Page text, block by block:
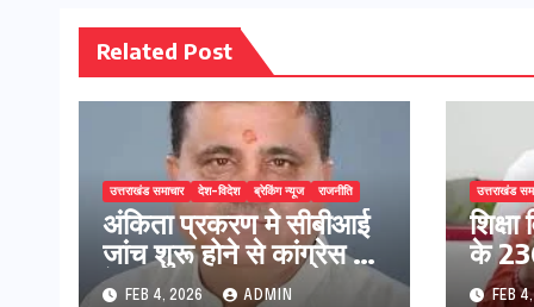
Related Post
उत्तराखंड समाचार देश-विदेश ब्रेकिंग न्यूज राजनीति
अंकिता प्रकरण मे सीबीआई
जांच शुरू होने से कांग्रेस हुई
बेनकाब: भट्ट
FEB 4, 2026 ADMIN
उत्तराखंड
के
FEB